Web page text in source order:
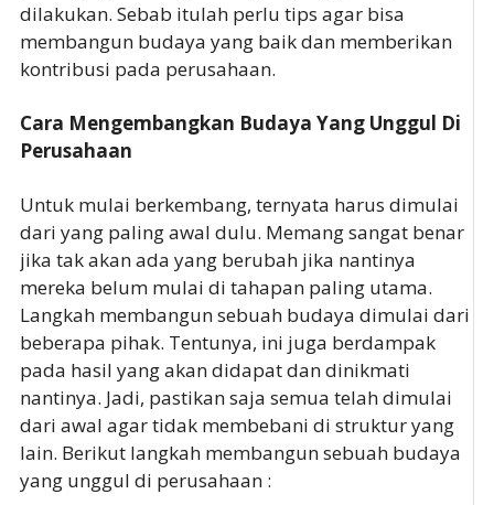
dilakukan. Sebab itulah perlu tips agar bisa
membangun budaya yang baik dan memberikan
kontribusi pada perusahaan.
Cara Mengembangkan Budaya Yang Unggul Di
Perusahaan
Untuk mulai berkembang, ternyata harus dimulai
dari yang paling awal dulu. Memang sangat benar
jika tak akan ada yang berubah jika nantinya
mereka belum mulai di tahapan paling utama.
Langkah membangun sebuah budaya dimulai dari
beberapa pihak. Tentunya, ini juga berdampak
pada hasil yang akan didapat dan dinikmati
nantinya. Jadi, pastikan saja semua telah dimulai
dari awal agar tidak membebani di struktur yang
lain. Berikut langkah membangun sebuah budaya
yang unggul di perusahaan :